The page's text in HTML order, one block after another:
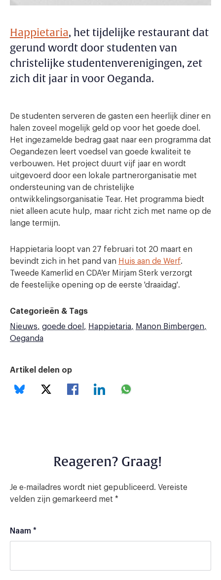
Happietaria, het tijdelijke restaurant dat
gerund wordt door studenten van
christelijke studentenverenigingen, zet
zich dit jaar in voor Oeganda.
De studenten serveren de gasten een heerlijk diner en
halen zoveel mogelijk geld op voor het goede doel.
Het ingezamelde bedrag gaat naar een programma dat
Oegandezen leert voedsel van goede kwaliteit te
verbouwen. Het project duurt vijf jaar en wordt
uitgevoerd door een lokale partnerorganisatie met
ondersteuning van de christelijke
ontwikkelingsorganisatie Tear. Het programma biedt
niet alleen acute hulp, maar richt zich met name op de
lange termijn.
Happietaria loopt van 27 februari tot 20 maart en
bevindt zich in het pand van Huis aan de Werf.
Tweede Kamerlid en CDA'er Mirjam Sterk verzorgt
de feestelijke opening op de eerste 'draaidag'.
Categorieën & Tags
Nieuws
goede doel Happietaria
Manon Bimbergen
Oeganda
Artikel delen op
Reageren? Graag!
Je e-mailadres wordt niet gepubliceerd. Vereiste
velden zijn gemarkeerd met *
Naam *